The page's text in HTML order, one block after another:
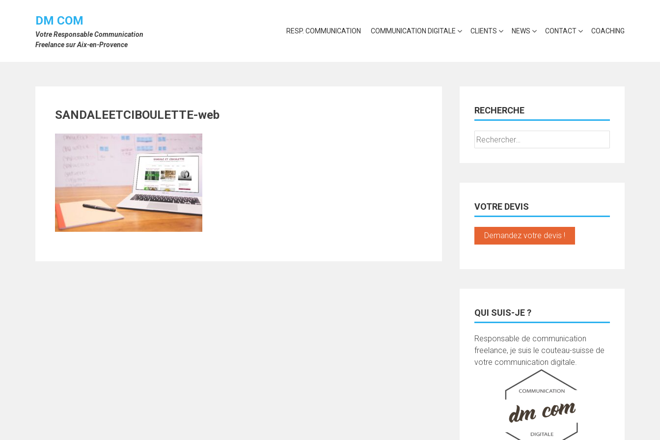
DM COM
Votre Responsable Communication
Freelance sur Aix-en-Provence
RESP. COMMUNICATION COMMUNICATION DIGITALE CLIENTS NEWS CONTACT COACHING
SANDALEETCIBOULETTE-web RECHERCHE
Rechercher :
VOTRE DEVIS
Demandez votre devis !
QUI SUIS-JE ?
Responsable de communication
freelance, je suis le couteau-suisse de
votre communication digitale.